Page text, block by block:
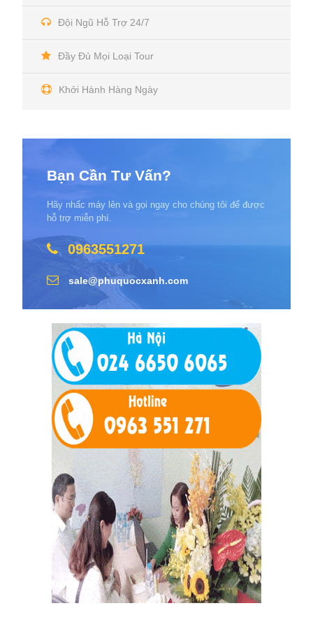
Đội Ngũ Hỗ Trợ 24/7
Đầy Đủ Mọi Loại Tour
Khởi Hành Hàng Ngày
Bạn Cần Tư Vấn?
Hãy nhấc máy lên và gọi ngay cho chúng tôi để được
hỗ trợ miễn phí.
0963551271
sale@phuquocxanh.com